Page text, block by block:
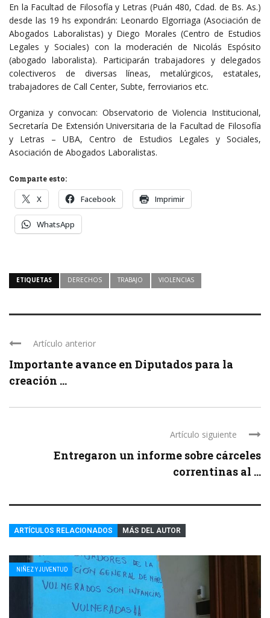
En la Facultad de Filosofía y Letras (Puán 480, Cdad. de Bs. As.)
desde las 19 hs expondrán: Leonardo Elgorriaga (Asociación de
Abogados Laboralistas) y Diego Morales (Centro de Estudios
Legales y Sociales) con la moderacién de Nicolás Espósito
(abogado laboralista). Participarán trabajadores y delegados
colectiveros de diversas líneas, metalúrgicos, estatales,
trabajadores de Call Center, Subte, ferroviarios etc.
Organiza y convocan: Observatorio de Violencia Institucional,
Secretaría De Extensión Universitaria de la Facultad de Filosofía
y Letras – UBA, Centro de Estudios Legales y Sociales,
Asociación de Abogados Laboralistas.
Comparte esto:
X Facebook Imprimir
WhatsApp
ETIQUETAS DERECHOS TRABAJO VIOLENCIAS
Artículo anterior
Importante avance en Diputados para la
creación ...
Artículo siguiente
Entregaron un informe sobre cárceles
correntinas al ...
ARTÍCULOS RELACIONADOS MÁS DEL AUTOR
NIÑEZ Y JUVENTUD